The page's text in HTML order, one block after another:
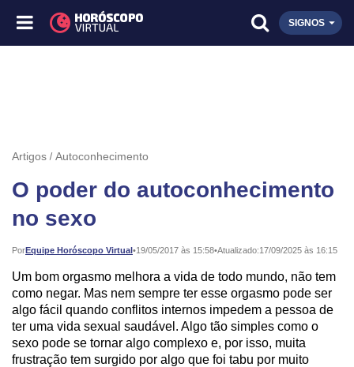
SIGNOS
Artigos Autoconhecimento
O poder do autoconhecimento
no sexo
PorEquipe Horóscopo Virtual•
Publicado: 19/05/2017 às 15:58•Atualizado:17/09/2025 às 16:15
Um bom orgasmo melhora a vida de todo mundo, não tem
como negar. Mas nem sempre ter esse orgasmo pode ser
algo fácil quando conflitos internos impedem a pessoa de
ter uma vida sexual saudável. Algo tão simples como o
sexo pode se tornar algo complexo e, por isso, muita
frustração tem surgido por algo que foi tabu por muito